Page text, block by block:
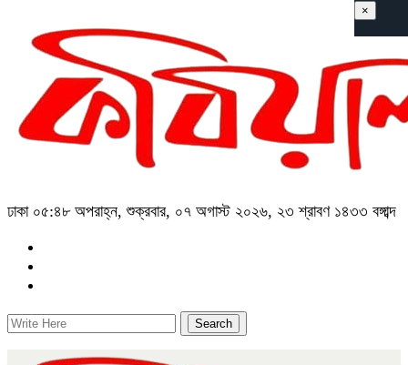
ঢাকা ০৫:৪৮ অপরাহ্ন, শুক্রবার, ০৭ অগাস্ট ২০২৬, ২৩ শ্রাবণ ১৪৩৩ বঙ্গাব্দ
×